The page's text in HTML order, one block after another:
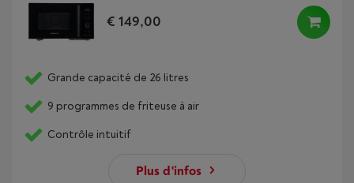
€ 149,00
Grande capacité de 26 litres
9 programmes de friteuse à air
Contrôle intuitif
Plus d'infos